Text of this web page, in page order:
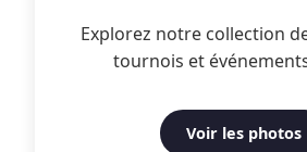
Explorez notre collection
tournois et
Voir les photos